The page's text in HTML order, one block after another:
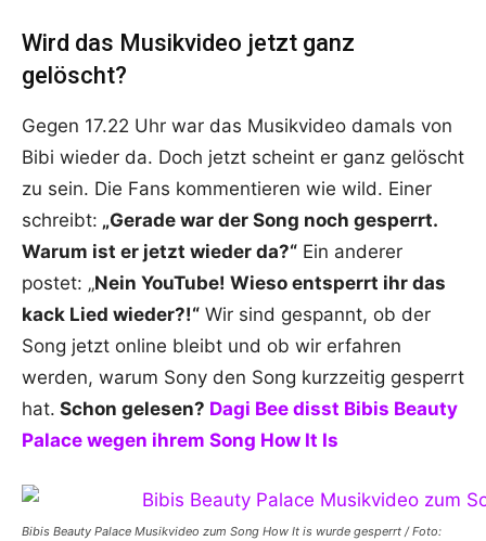
Wird das Musikvideo jetzt ganz
gelöscht?
Gegen 17.22 Uhr war das Musikvideo damals von
Bibi wieder da. Doch jetzt scheint er ganz gelöscht
zu sein. Die Fans kommentieren wie wild. Einer
schreibt: „Gerade war der Song noch gesperrt.
Warum ist er jetzt wieder da?“ Ein anderer
postet: „Nein YouTube! Wieso entsperrt ihr das
kack Lied wieder?!“ Wir sind gespannt, ob der
Song jetzt online bleibt und ob wir erfahren
werden, warum Sony den Song kurzzeitig gesperrt
hat. Schon gelesen? Dagi Bee disst Bibis Beauty
Palace wegen ihrem Song How It Is
Bibis Beauty Palace Musikvideo zum Song How It is wurde gesperrt / Foto: